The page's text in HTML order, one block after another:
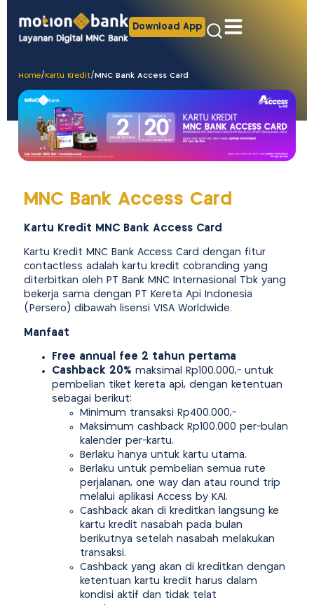
Download App
Home/ Kartu Kredit/ MNC Bank Access Card
MNC Bank Access Card
Kartu Kredit MNC Bank Access Card
Kartu Kredit MNC Bank Access Card dengan fitur
contactless adalah kartu kredit cobranding yang
diterbitkan oleh PT Bank MNC Internasional Tbk yang
bekerja sama dengan PT Kereta Api Indonesia
(Persero) dibawah lisensi VISA Worldwide.
Manfaat
Free annual fee 2 tahun pertama
Cashback 20% maksimal Rp100.000,- untuk
pembelian tiket kereta api, dengan ketentuan
sebagai berikut:
Minimum transaksi Rp400.000,-
Maksimum cashback Rp100.000 per-bulan
kalender per-kartu.
Berlaku hanya untuk kartu utama.
Berlaku untuk pembelian semua rute
perjalanan, one way dan atau round trip
melalui aplikasi Access by KAI.
Cashback akan di kreditkan langsung ke
kartu kredit nasabah pada bulan
berikutnya setelah nasabah melakukan
transaksi.
Cashback yang akan di kreditkan dengan
ketentuan kartu kredit harus dalam
kondisi aktif dan tidak telat